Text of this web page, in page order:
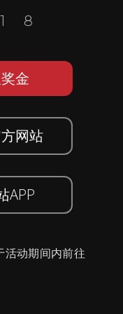
18
金
网站
APP
活动期间内前往